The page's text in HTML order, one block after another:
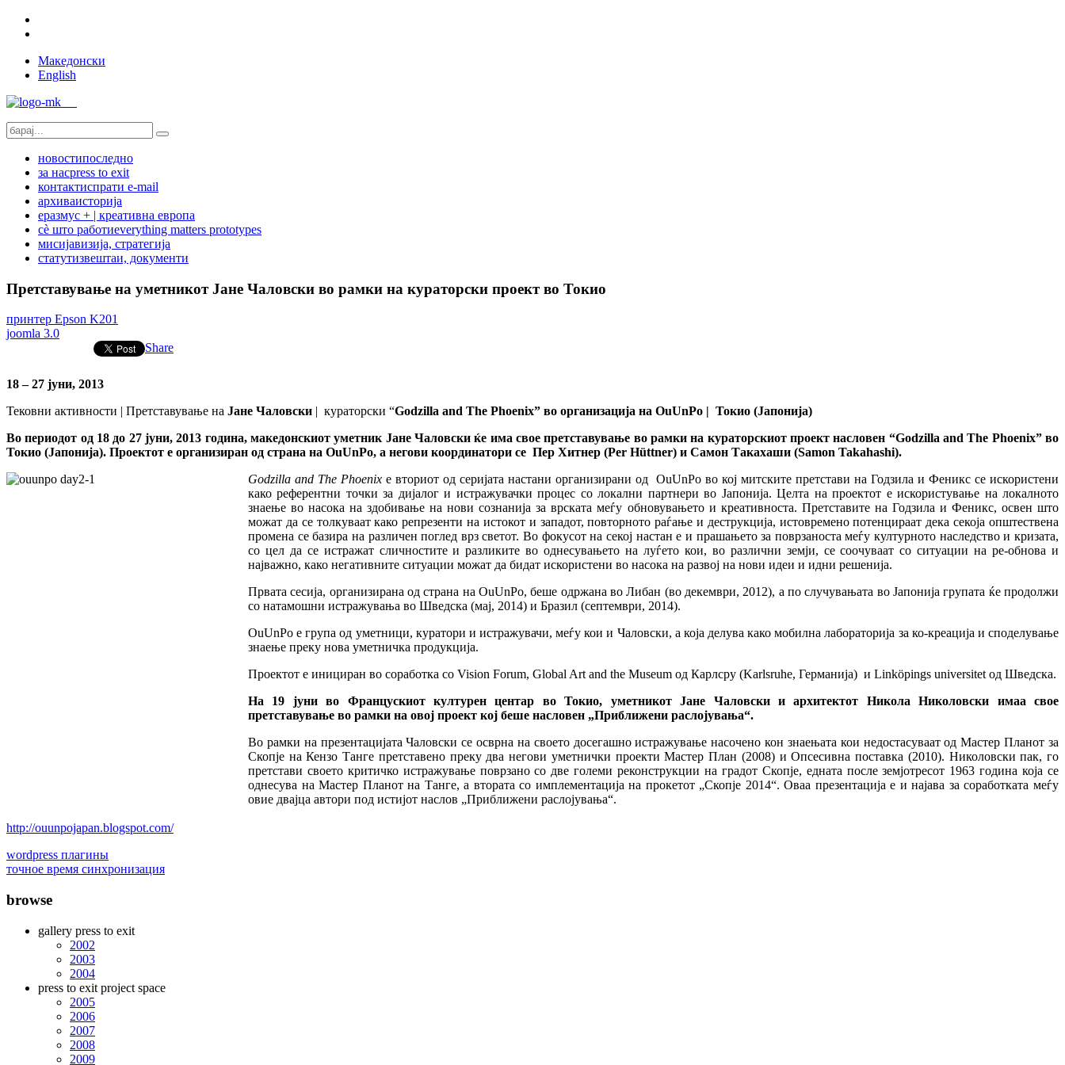
Македонски
English
новостипоследно
за насpress to exit
контактиспрати e-mail
архиваисторија
еразмус + | креативна европа
сѐ што работиeverything matters prototypes
мисијавизија, стратегија
статутизвештаи, документи
Претставување на уметникот Јане Чаловски во рамки на кураторски проект во Токио
принтер Epson K201
joomla 3.0
Share
18 – 27 јуни, 2013
Тековни активности | Претставување на Јане Чаловски | кураторски “Godzilla and The Phoenix” во организација на OuUnPo | Токио (Јапонија)
Во периодот од 18 до 27 јуни, 2013 година, македонскиот уметник Јане Чаловски ќе има свое претставување во рамки на кураторскиот проект насловен “Godzilla and The Phoenix” во
Токио (Јапонија). Проектот е организиран од страна на OuUnPo, а негови координатори се Пер Хитнер (Per Hüttner) и Самон Такахаши (Samon Takahashi).
Godzilla and The Phoenix е вториот од серијата настани организирани од OuUnPo во кој митските претстави на Годзила и Феникс се искористени
како референтни точки за дијалог и истражувачки процес со локални партнери во Јапонија. Целта на проектот е искористување на локалното
знаење во насока на здобивање на нови сознанија за врската меѓу обновувањето и креативноста. Претставите на Годзила и Феникс, освен што
можат да се толкуваат како репрезенти на истокот и западот, повторното раѓање и деструкција, истовремено потенцираат дека секоја општествена
промена се базира на различен поглед врз светот. Во фокусот на секој настан е и прашањето за поврзаноста меѓу културното наследство и кризата,
со цел да се истражат сличностите и разликите во однесувањето на луѓето кои, во различни земји, се соочуваат со ситуации на ре-обнова и
најважно, како негативните ситуации можат да бидат искористени во насока на развој на нови идеи и идни решенија.
Првата сесија, организирана од страна на OuUnPo, беше одржана во Либан (во декември, 2012), а по случувањата во Јапонија групата ќе продолжи
со натамошни истражувања во Шведска (мај, 2014) и Бразил (септември, 2014).
OuUnPo е група од уметници, куратори и истражувачи, меѓу кои и Чаловски, а која делува како мобилна лабораторија за ко-креација и споделување
знаење преку нова уметничка продукција.
Проектот е инициран во соработка со Vision Forum, Global Art and the Museum од Карлсру (Karlsruhe, Германија) и Linköpings universitet од Шведска.
На 19 јуни во Францускиот културен центар во Токио, уметникот Јане Чаловски и архитектот Никола Николовски имаа свое
претставување во рамки на овој проект кој беше насловен „Приближени раслојувања“.
Во рамки на презентацијата Чаловски се осврна на своето досегашно истражување насочено кон знаењата кои недостасуваат од Мастер Планот за
Скопје на Кензо Танге претставено преку два негови уметнички проекти Мастер План (2008) и Опсесивна поставка (2010). Николовски пак, го
претстави своето критичко истражување поврзано со две големи реконструкции на градот Скопје, едната после земјотресот 1963 година која се
однесува на Мастер Планот на Танге, а втората со имплементација на прокетот „Скопје 2014“. Оваа презентација е и најава за соработката меѓу
овие двајца автори под истијот наслов „Приближени раслојувања“.
http://ouunpojapan.blogspot.com/
wordpress плагины
точное время синхронизация
browse
gallery press to exit
2002
2003
2004
press to exit project space
2005
2006
2007
2008
2009